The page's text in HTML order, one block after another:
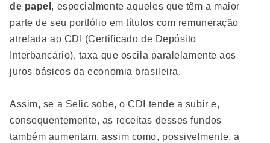
de papel , especialmente aqueles que têm a maior
parte de seu portfólio em títulos com remuneração
atrelada ao CDI (Certificado de Depósito
Interbancário), taxa que oscila paralelamente aos
juros básicos da economia brasileira.
Assim, se a Selic sobe, o CDI tende a subir e,
consequentemente, as receitas desses fundos
também aumentam, assim como, possivelmente, a